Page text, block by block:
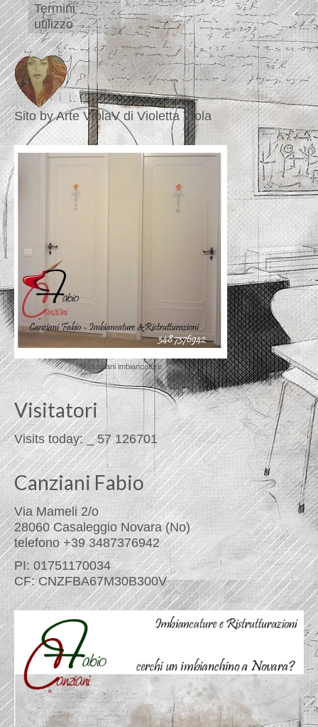
Termini
utilizzo
Sito by Arte ViolaV di Violetta Viola
© canziani imbiancature
Visitatori
Visits today: _ 57 126701
Canziani Fabio
Via Mameli 2/o
28060 Casaleggio Novara (No)
telefono +39 3487376942
PI: 01751170034
CF: CNZFBA67M30B300V